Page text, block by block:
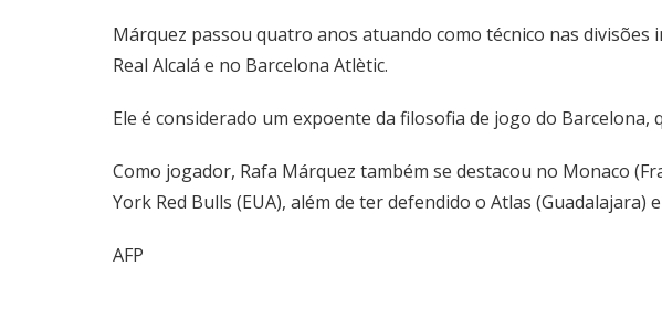
Márquez passou quatro anos atuando como técnico nas
Real Alcalá e no Barcelona Atlètic.
Ele é considerado um expoente da filosofia de jogo do Barcelona,
Como jogador, Rafa Márquez também se destacou no Monaco
York Red Bulls (EUA), além de ter defendido o Atlas (Guadalajara)
AFP